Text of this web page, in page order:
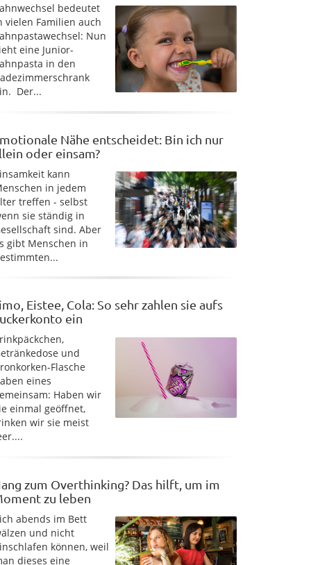
bedeutet
vielen Familien auch
Nun
eine Junior-
in den
Der...
Nähe entscheidet: Bin ich nur
oder einsam?
kann
in jedem
treffen - selbst
sie ständig in
sind. Aber
gibt Menschen in
Eistee, Cola: So sehr zahlen sie aufs
ein
und
Flasche
eines
Haben wir
einmal geöffnet,
wir sie meist
zum Overthinking? Das hilft, um im
zu leben
abends im Bett
und nicht
können, weil
dieses eine